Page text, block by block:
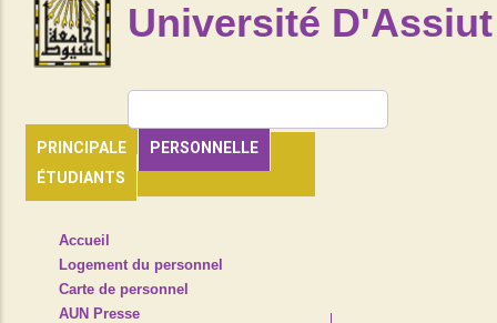
Université D'Assiut
PRINCIPALE
PERSONNELLE
ÉTUDIANTS
HEADER
NAVIGATION
Accueil
Logement du personnel
Carte de personnel
AUN Presse